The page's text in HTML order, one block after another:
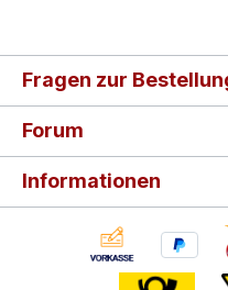
Fragen zur
Forum
Informationen